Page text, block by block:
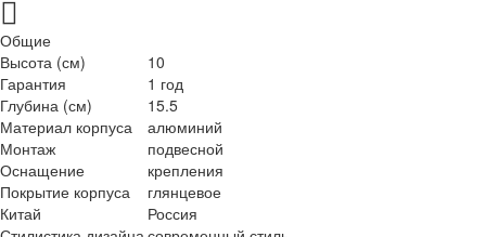
Общие
Высота (см)
10
Гарантия
1 год
Глубина (см)
15.5
Материал корпуса
алюминий
Монтаж
подвесной
Оснащение
крепления
Покрытие корпуса
глянцевое
Китай
Россия